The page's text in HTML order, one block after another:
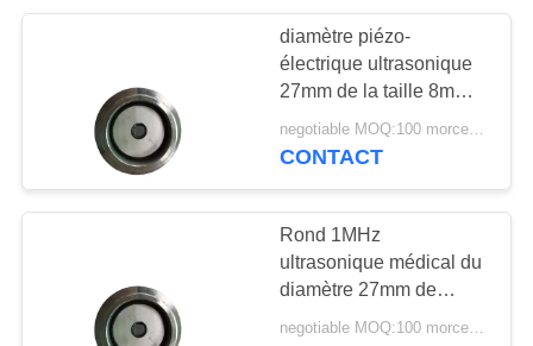
Tube
piézoélectrique
23
diamètre piézo-
électrique ultrasonique
27mm de la taille 8mm
du transducteur 3.3MHz
pour les dispositifs
negotiable MOQ:100 morceaux/morceaux
CONTACT
Rond 1MHz
ultrasonique médical du
diamètre 27mm de
transducteur d'Al PZT
negotiable MOQ:100 morceaux/morceaux